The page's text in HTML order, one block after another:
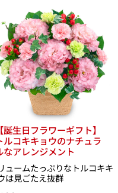
【誕生日フラワーギフト】
ルコキキョウのナチュラ
なアレンジメント
ュームたっぷりなトルコキキ
は見ごたえ抜群